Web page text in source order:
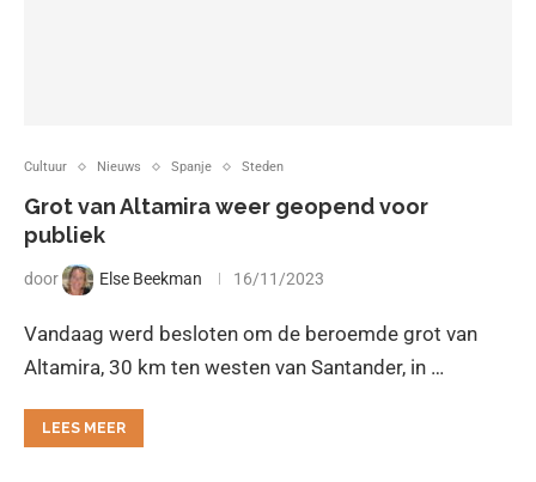
Cultuur Nieuws Spanje Steden
Grot van Altamira weer geopend voor
publiek
door Else Beekman 16/11/2023
Vandaag werd besloten om de beroemde grot van
Altamira, 30 km ten westen van Santander, in …
LEES MEER